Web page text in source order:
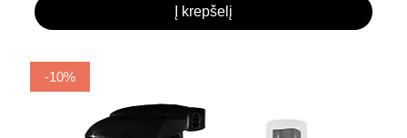
Į krepšelį
-10%